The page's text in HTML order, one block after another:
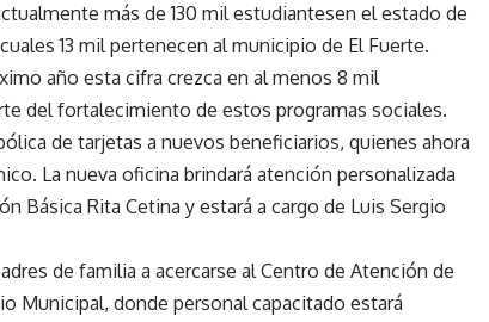
más de130 mil estudiantesen el estado de
13 mil pertenecen al municipio de El Fuerte.
año esta cifra crezca en al menos8 mil
del fortalecimiento de estos programas sociales.
de tarjetas a nuevos beneficiarios, quienes ahora
La nueva oficina brindará atención personalizada
Básica Rita Cetina y estará a cargo de Luis Sergio
de familia a acercarse alCentro de Atención de
Municipal, donde personal capacitado estará